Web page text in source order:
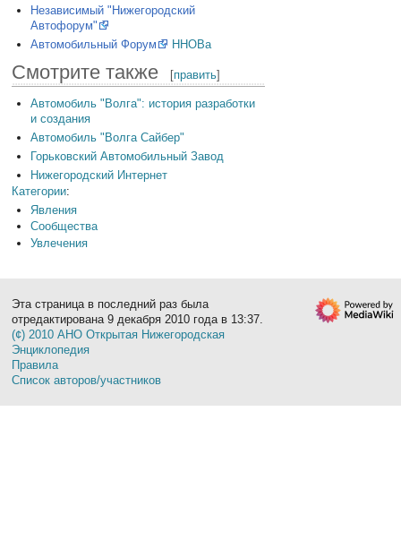
Независимый "Нижегородский
Автофорум"
Автомобильный Форум
ННОВа
Смотрите также [править]
Автомобиль "Волга": история разработки
и создания
Автомобиль "Волга Сайбер"
Горьковский Автомобильный Завод
Нижегородский Интернет
Категории:
Явления
Сообщества
Увлечения
Эта страница в последний раз была
отредактирована 9 декабря 2010 года в 13:37.
(¢) 2010 АНО Открытая Нижегородская
Энциклопедия
Правила
Список авторов/участников